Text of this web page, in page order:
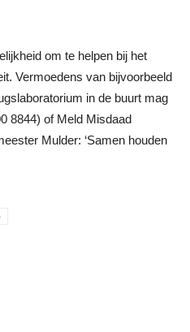
om te helpen bij het
Vermoedens van bijvoorbeeld
in de buurt mag
8844) of Meld Misdaad
Mulder: ‘Samen houden